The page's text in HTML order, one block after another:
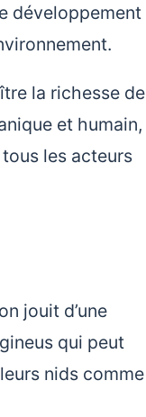
développement
la richesse de
et humain,
les acteurs
jouit d’une
qui peut
nids comme